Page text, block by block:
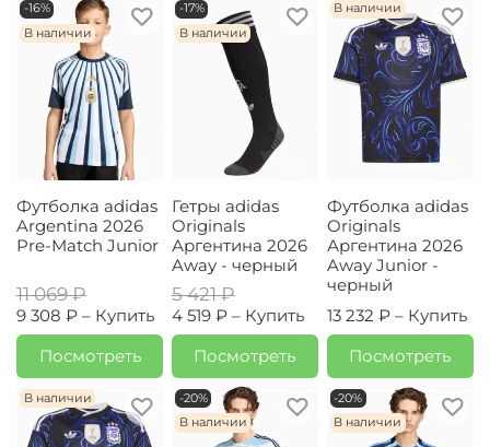
-16%
В наличии
Футболка adidas
Argentina 2026
Pre-Match Junior
11 069 ₽
9 308 ₽ – Купить
Посмотреть
-17%
В наличии
Гетры adidas
Originals
Аргентина 2026
Away - черный
5 421 ₽
4 519 ₽ – Купить
Посмотреть
В наличии
Футболка adidas
Originals
Аргентина 2026
Away Junior -
черный
13 232 ₽ – Купить
Посмотреть
В наличии
-20%
В наличии
-20%
В наличии